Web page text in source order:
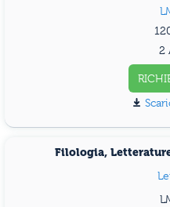
2
Filologia,